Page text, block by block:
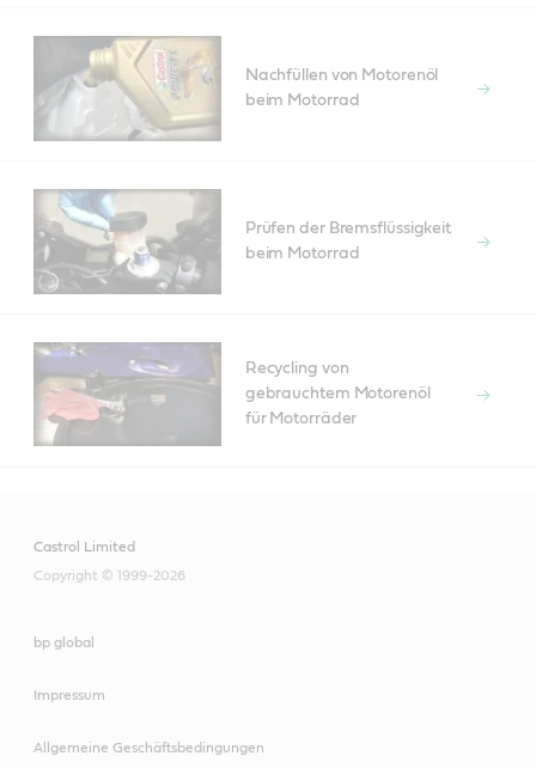
Nachfüllen von Motorenöl
beim Motorrad
Prüfen der Bremsflüssigkeit
beim Motorrad
Recycling von
gebrauchtem Motorenöl
für Motorräder
Castrol Limited
Copyright © 1999-2026
bp global
Impressum
Allgemeine Geschäftsbedingungen